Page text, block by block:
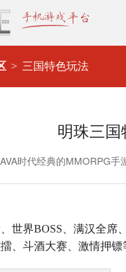
三国特色玩法
明珠三
时代经典的MMORPG手
世界BOSS、满汉全席
、斗酒大赛、激情押镖